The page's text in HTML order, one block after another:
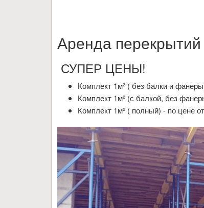
Аренда
СУПЕР ЦЕНЫ!
Комплект 1м² ( без балки и
Комплект 1м² (с балкой, без
Комплект 1м² ( полный) - по цене от